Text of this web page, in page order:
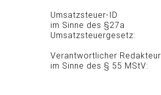
Umsatzsteuer-ID
im Sinne des §27a
Umsatzsteuergesetz:
Verantwortlicher Redakteur
im Sinne des § 55 MStV: